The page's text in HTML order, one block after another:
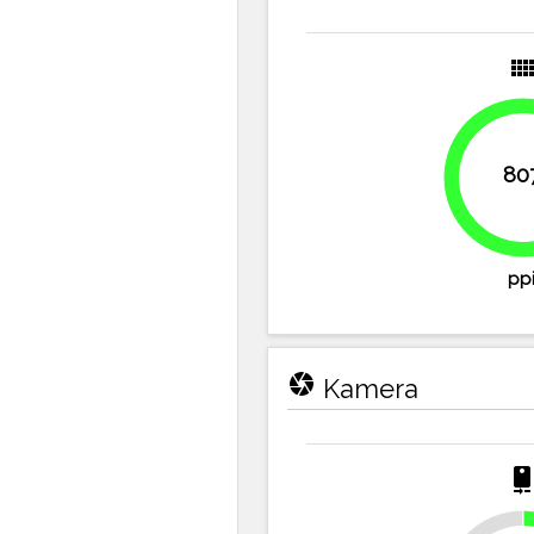
100%
ppi
camera Kamera